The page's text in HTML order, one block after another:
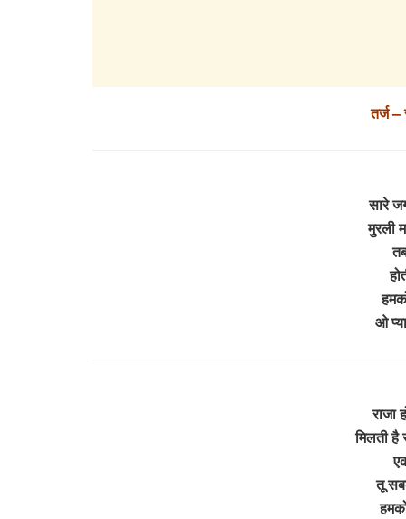
तर्ज –
सारे
मुरली
ओ
राजा
मिलती है
तू